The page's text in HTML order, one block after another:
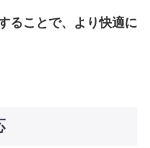
ることで、より快適に